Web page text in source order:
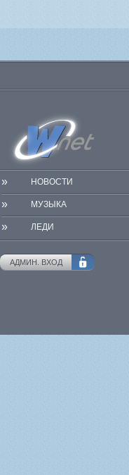
» НОВОСТИ
» МУЗЫКА
» ЛЕДИ
АДМИН. ВХОД